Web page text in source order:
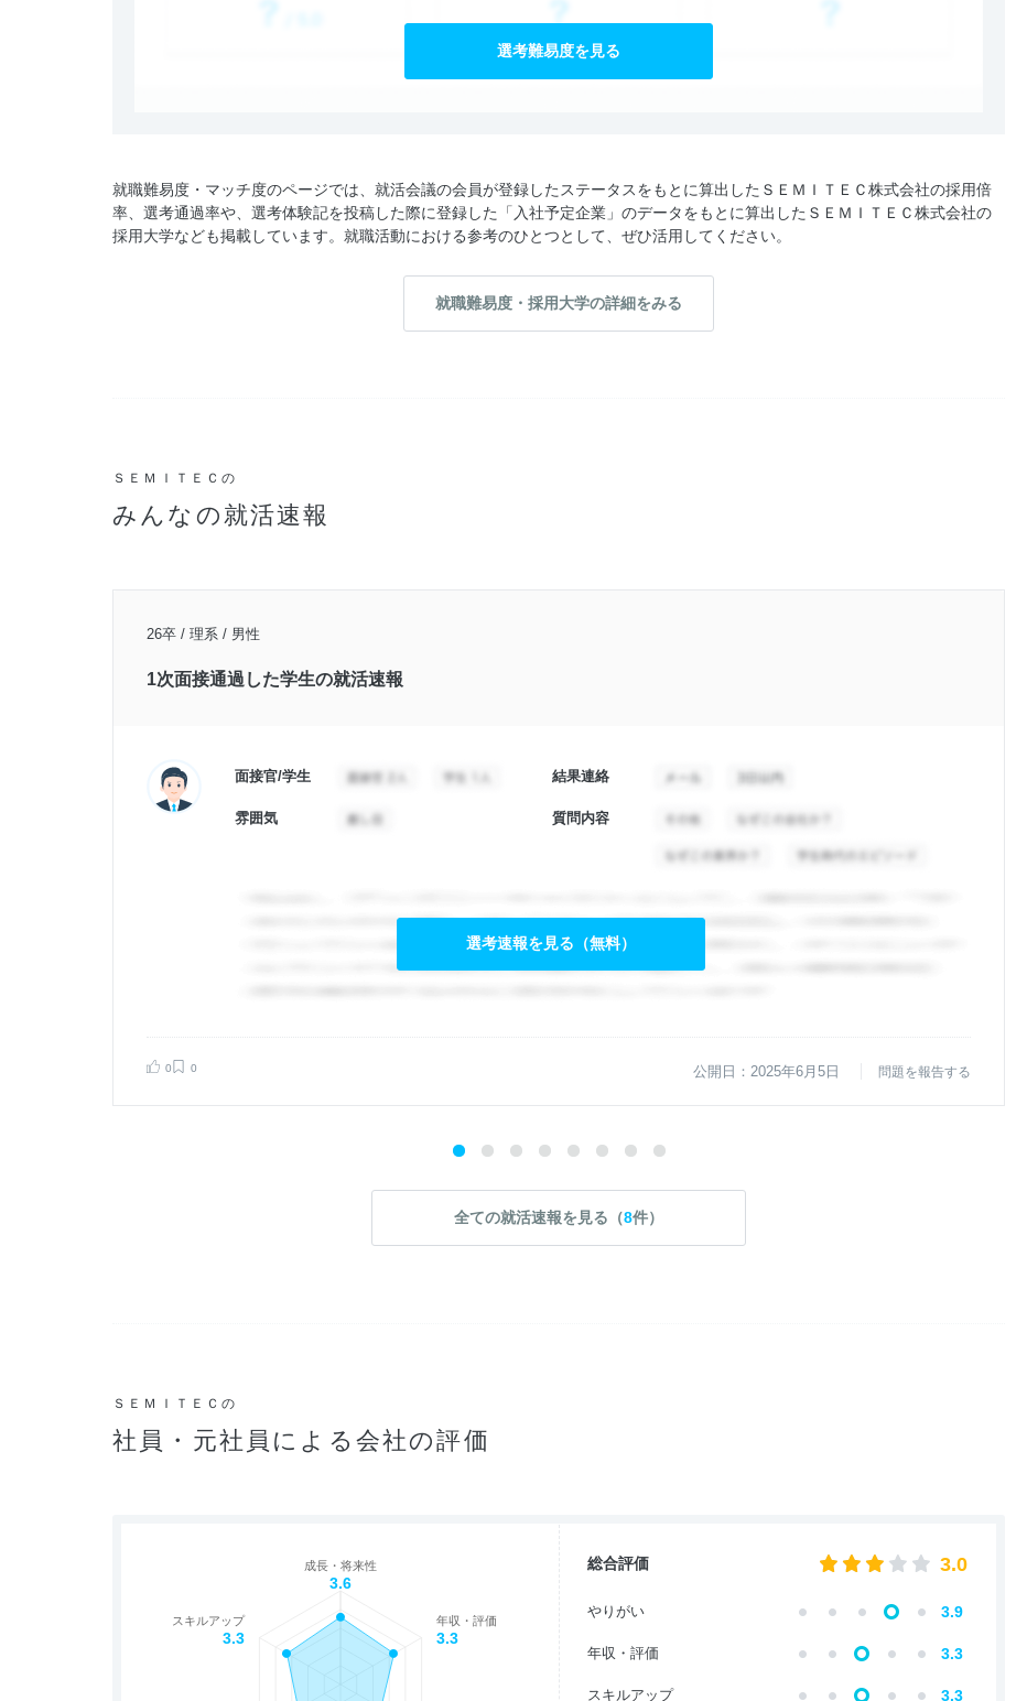
選考難易度を見る
就職難易度・マッチ度のページでは、就活会議の会員が登録したステータスをもとに算出したＳＥＭＩＴＥＣ株式会社の採用倍
率、選考通過率や、選考体験記を投稿した際に登録した「入社予定企業」のデータをもとに算出したＳＥＭＩＴＥＣ株式会社の
採用大学なども掲載しています。就職活動における参考のひとつとして、ぜひ活用してください。
就職難易度・採用大学の詳細をみる
ＳＥＭＩＴＥＣの
みんなの就活速報
26卒 / 理系 / 男性
1次面接通過した学生の就活速報
面接官/学生 結果連絡
雰囲気 質問内容
選考速報を見る（無料）
0 0 公開日：2025年6月5日 問題を報告する
全ての就活速報を見る（8件）
ＳＥＭＩＴＥＣの
社員・元社員による会社の評価
成長・将来性
3.6
年収・評価
3.3
スキルアップ
3.3
総合評価 3.0
やりがい 3.9
年収・評価 3.3
スキルアップ 3.3